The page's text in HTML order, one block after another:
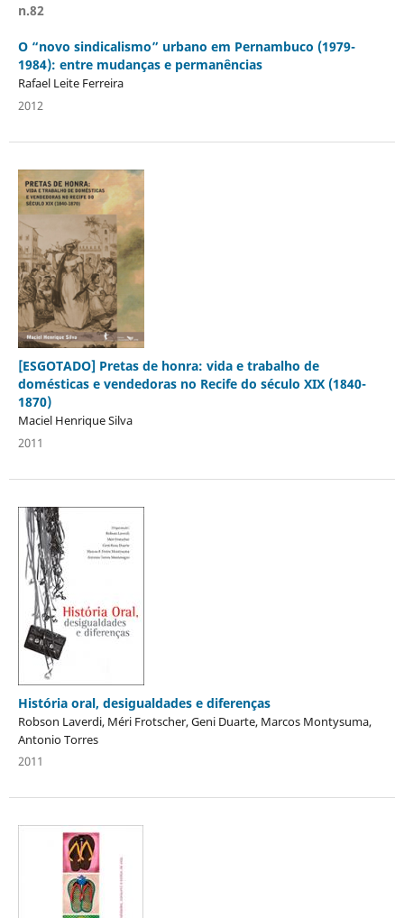
n.82
O “novo sindicalismo” urbano em Pernambuco (1979-
1984): entre mudanças e permanências
Rafael Leite Ferreira
2012
[ESGOTADO] Pretas de honra: vida e trabalho de
domésticas e vendedoras no Recife do século XIX (1840-
1870)
Maciel Henrique Silva
2011
História oral, desigualdades e diferenças
Robson Laverdi, Méri Frotscher, Geni Duarte, Marcos Montysuma,
Antonio Torres
2011